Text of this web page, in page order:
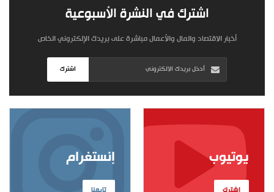
اشترك في النشرة الأسبوعية
أخبار الاقتصاد والمال والأعمال مباشرة على بريدك الإلكتروني الخاص
اشترك
إنستغرام يوتيوب